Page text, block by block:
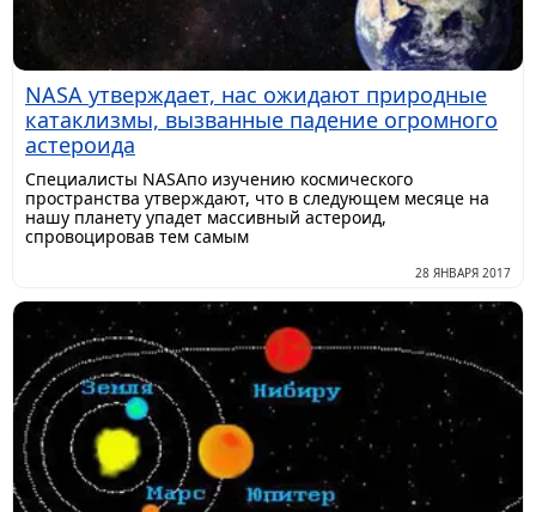
NASA утверждает, нас ожидают природные
катаклизмы, вызванные падение огромного
астероида
Специалисты NASAпо изучению космического
пространства утверждают, что в следующем месяце на
нашу планету упадет массивный астероид,
спровоцировав тем самым
28 ЯНВАРЯ 2017